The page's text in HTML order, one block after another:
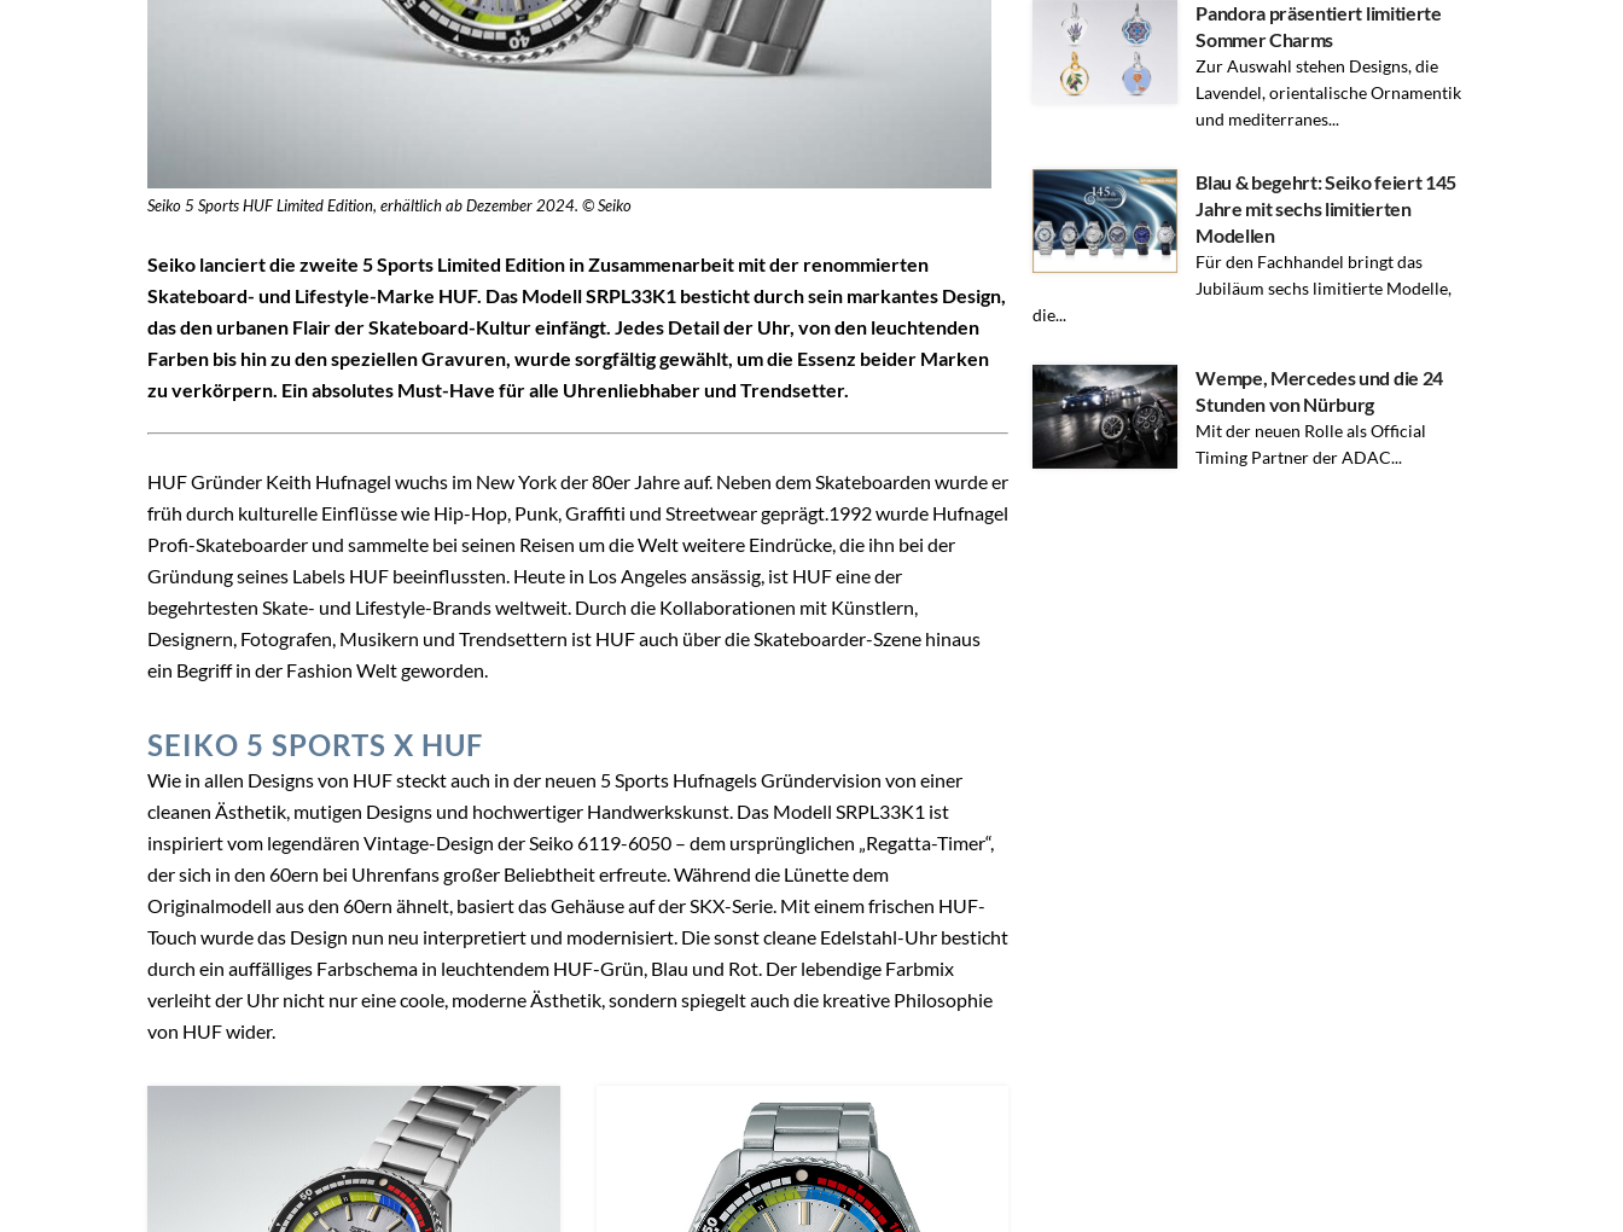
Seiko 5 Sports HUF Limited Edition, erhältlich ab Dezember 2024. © Seiko
Seiko lanciert die zweite 5 Sports Limited Edition in Zusammenarbeit mit der renommierten
Skateboard- und Lifestyle-Marke HUF. Das Modell SRPL33K1 besticht durch sein markantes Design,
das den urbanen Flair der Skateboard-Kultur einfängt. Jedes Detail der Uhr, von den leuchtenden
Farben bis hin zu den speziellen Gravuren, wurde sorgfältig gewählt, um die Essenz beider Marken
zu verkörpern. Ein absolutes Must-Have für alle Uhrenliebhaber und Trendsetter.
HUF Gründer Keith Hufnagel wuchs im New York der 80er Jahre auf. Neben dem Skateboarden wurde er
früh durch kulturelle Einflüsse wie Hip-Hop, Punk, Graffiti und Streetwear geprägt.1992 wurde Hufnagel
Profi-Skateboarder und sammelte bei seinen Reisen um die Welt weitere Eindrücke, die ihn bei der
Gründung seines Labels HUF beeinflussten. Heute in Los Angeles ansässig, ist HUF eine der
begehrtesten Skate- und Lifestyle-Brands weltweit. Durch die Kollaborationen mit Künstlern,
Designern, Fotografen, Musikern und Trendsettern ist HUF auch über die Skateboarder-Szene hinaus
ein Begriff in der Fashion Welt geworden.
SEIKO 5 SPORTS X HUF
Wie in allen Designs von HUF steckt auch in der neuen 5 Sports Hufnagels Gründervision von einer
cleanen Ästhetik, mutigen Designs und hochwertiger Handwerkskunst. Das Modell SRPL33K1 ist
inspiriert vom legendären Vintage-Design der Seiko 6119-6050 – dem ursprünglichen „Regatta-Timer“,
der sich in den 60ern bei Uhrenfans großer Beliebtheit erfreute. Während die Lünette dem
Originalmodell aus den 60ern ähnelt, basiert das Gehäuse auf der SKX-Serie. Mit einem frischen HUF-
Touch wurde das Design nun neu interpretiert und modernisiert. Die sonst cleane Edelstahl-Uhr besticht
durch ein auffälliges Farbschema in leuchtendem HUF-Grün, Blau und Rot. Der lebendige Farbmix
verleiht der Uhr nicht nur eine coole, moderne Ästhetik, sondern spiegelt auch die kreative Philosophie
von HUF wider.
Pandora präsentiert limitierte
Sommer Charms
Zur Auswahl stehen Designs, die
Lavendel, orientalische Ornamentik
und mediterranes...
Blau & begehrt: Seiko feiert 145
Jahre mit sechs limitierten
Modellen
Für den Fachhandel bringt das
Jubiläum sechs limitierte Modelle,
die...
Wempe, Mercedes und die 24
Stunden von Nürburg
Mit der neuen Rolle als Official
Timing Partner der ADAC...